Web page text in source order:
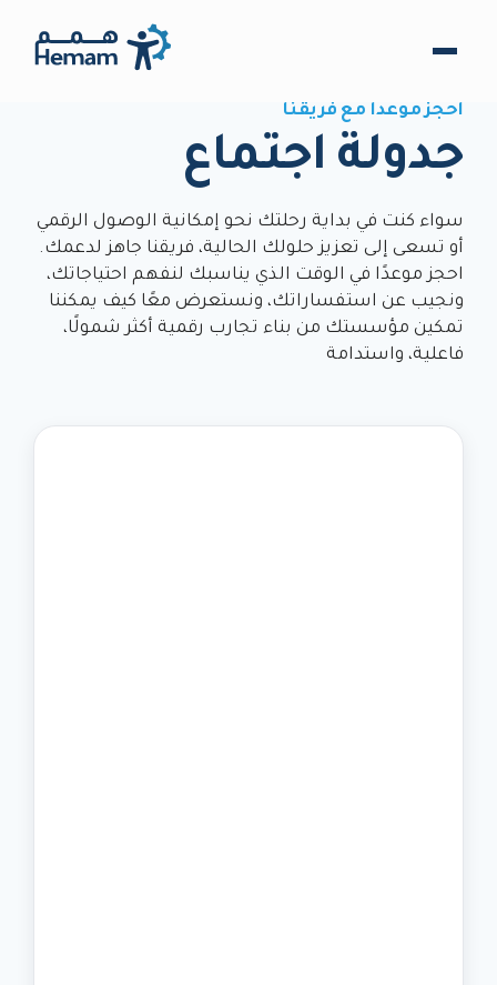
احجز موعدًا مع فريقنا
جدولة اجتماع
سواء كنت في بداية رحلتك نحو إمكانية الوصول الرقمي
أو تسعى إلى تعزيز حلولك الحالية، فريقنا جاهز لدعمك.
احجز موعدًا في الوقت الذي يناسبك لنفهم احتياجاتك،
ونجيب عن استفساراتك، ونستعرض معًا كيف يمكننا
تمكين مؤسستك من بناء تجارب رقمية أكثر شمولًا،
فاعلية، واستدامة